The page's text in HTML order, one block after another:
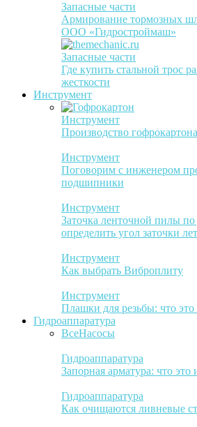
Запасные части
Армирование тормозных
ООО «Гидростроймаш»
Запасные части
Где купить стальной трос
жесткости
Инструмент
Инструмент
Производство гофрокартона
Инструмент
Поговорим с инженером
подшипники
Инструмент
Заточка ленточной пилы по
определить угол заточки
Инструмент
Как выбрать Виброплиту
Инструмент
Плашки для резьбы: что это
Гидроаппаратура
ВсеНасосы
Гидроаппаратура
Запорная арматура: что это
Гидроаппаратура
Как очищаются ливневые